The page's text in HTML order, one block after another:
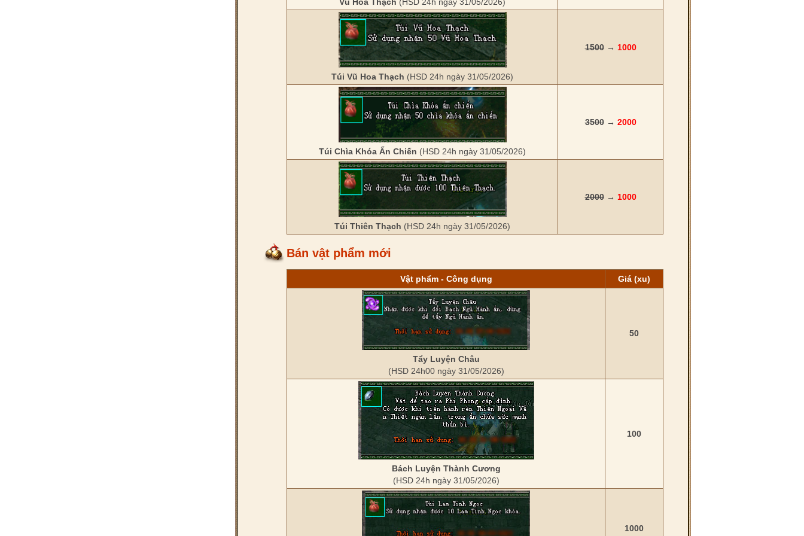
Túi Vũ Hoa Thạch (HSD 24h ngày 31/05/2026)
1500→ 1000
Túi Chìa Khóa Ấn Chiến (HSD 24h ngày 31/05/2026)
3500→ 2000
Túi Thiên Thạch (HSD 24h ngày 31/05/2026)
2000→ 1000
Bán vật phẩm mới
Vật phẩm - Công dụng Giá (xu)
Tẩy Luyện Châu
(HSD 24h00 ngày 31/05/2026)
50
Bách Luyện Thành Cương
(HSD 24h ngày 31/05/2026)
100
1000